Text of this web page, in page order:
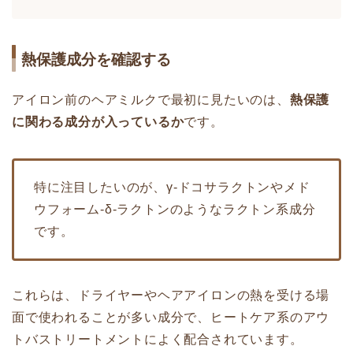
熱保護成分を確認する
アイロン前のヘアミルクで最初に見たいのは、 熱保護
に関わる成分が入っているかです。
特に注目したいのが、γ-ドコサラクトンやメド
ウフォーム-δ-ラクトンのようなラクトン系成分
です。
これらは、ドライヤーやヘアアイロンの熱を受ける場
面で使われることが多い成分で、ヒートケア系のアウ
トバストリートメントによく配合されています。